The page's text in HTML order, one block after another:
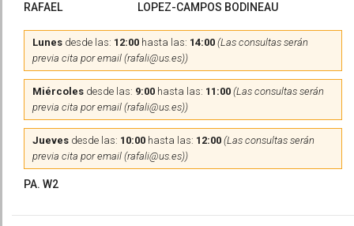
RAFAEL LOPEZ-CAMPOS BODINEAU
Lunes desde las: 12:00 hasta las: 14:00 (Las consultas serán
previa cita por email (rafali@us.es))
Miércoles desde las: 9:00 hasta las: 11:00 (Las consultas serán
previa cita por email (rafali@us.es))
Jueves desde las: 10:00 hasta las: 12:00 (Las consultas serán
previa cita por email (rafali@us.es))
PA. W2